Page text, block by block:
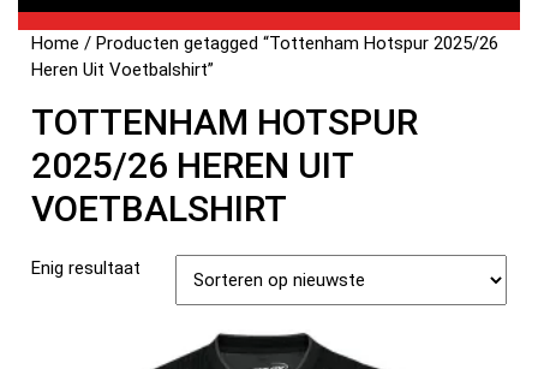
Home / Producten getagged “Tottenham Hotspur 2025/26
Heren Uit Voetbalshirt”
TOTTENHAM HOTSPUR
2025/26 HEREN UIT
VOETBALSHIRT
Enig resultaat